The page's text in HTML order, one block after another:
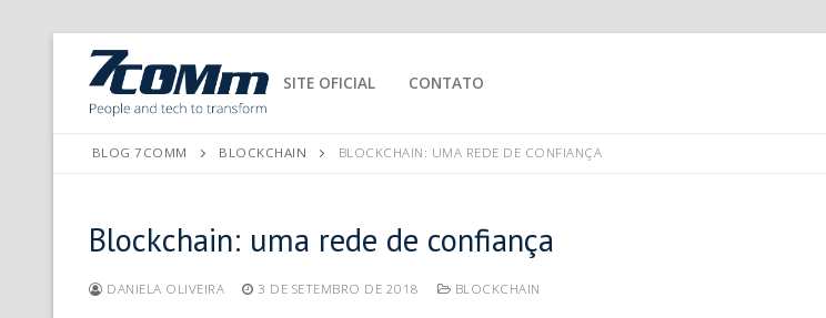
SITE OFICIAL CONTATO
BLOG 7COMM BLOCKCHAIN BLOCKCHAIN: UMA REDE DE CONFIANÇA
Blockchain: uma rede de confiança
DANIELA OLIVEIRA 3 DE SETEMBRO DE 2018 BLOCKCHAIN